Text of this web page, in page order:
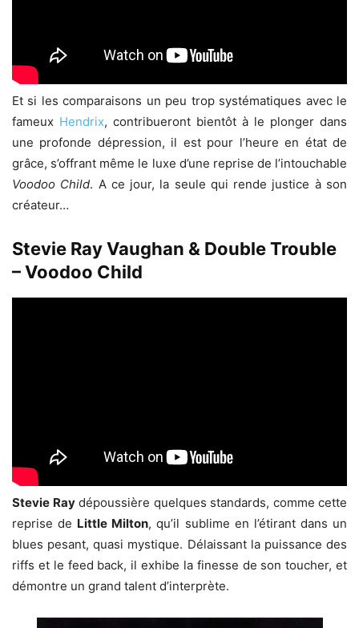
Et si les comparaisons un peu trop systématiques avec le
fameux Hendrix, contribueront bientôt à le plonger dans
une profonde dépression, il est pour l’heure en état de
grâce, s’offrant même le luxe d’une reprise de l’intouchable
Voodoo Child. A ce jour, la seule qui rende justice à son
créateur…
Stevie Ray Vaughan & Double Trouble
– Voodoo Child
Stevie Raydépoussière quelques standards, comme cette
reprise de Little Milton, qu’il sublime en l’étirant dans un
blues pesant, quasi mystique. Délaissant la puissance des
riffs et le feed back, il exhibe la finesse de son toucher, et
démontre un grand talent d’interprète.